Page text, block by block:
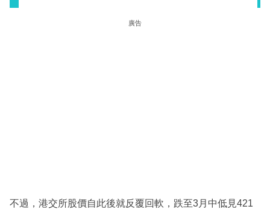
廣告
不過，港交所股價自此後就反覆回軟，跌至3月中低見421